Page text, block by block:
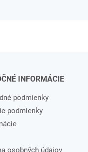
INFORMÁCIE
podmienky
podmienky
osobných údajov